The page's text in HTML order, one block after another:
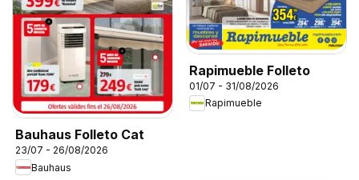
Bauhaus Folleto Cat
23/07 - 26/08/2026
Bauhaus
Rapimueble Folleto
01/07 - 31/08/2026
Rapimueble